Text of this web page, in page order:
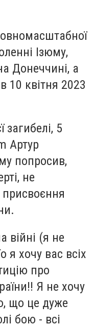
Ізюму,
Донеччині, а
10 квітня 2023
загибелі, 5
Артур
попросив,
не
війні (я не
я хочу вас всіх
про
Я не хочу
що це дуже
бою - всі